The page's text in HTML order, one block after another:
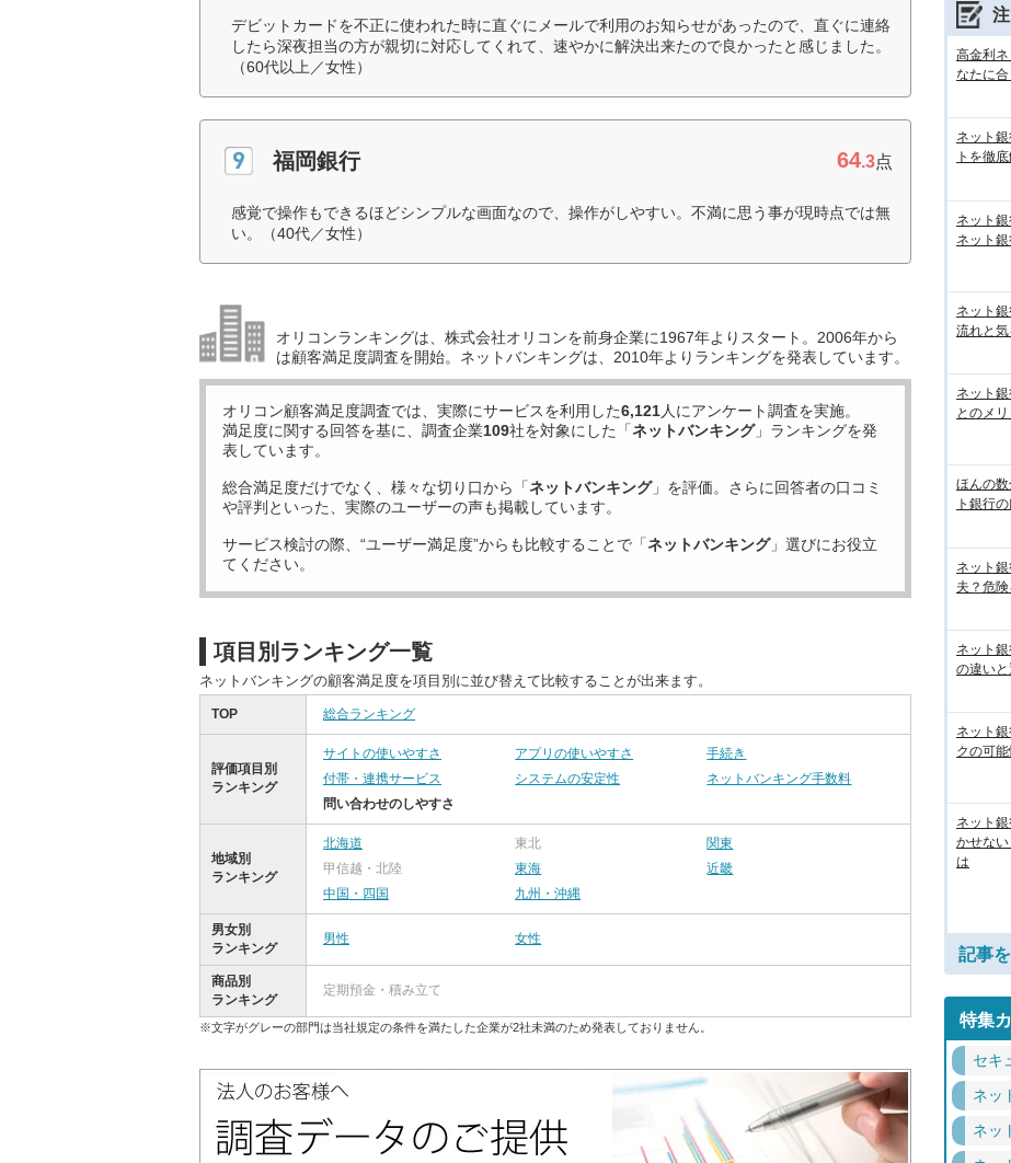
デビットカードを不正に使われた時に直ぐにメールで利用のお知らせがあったので、直ぐに連絡
したら深夜担当の方が親切に対応してくれて、速やかに解決出来たので良かったと感じました。
（60代以上／女性）
福岡銀行 64.3点
感覚で操作もできるほどシンプルな画面なので、操作がしやすい。不満に思う事が現時点では無
い。（40代／女性）
オリコンランキングは、株式会社オリコンを前身企業に1967年よりスタート。2006年から
は顧客満足度調査を開始。ネットバンキングは、2010年よりランキングを発表しています。
オリコン顧客満足度調査では、実際にサービスを利用した6,121人にアンケート調査を実施。
満足度に関する回答を基に、調査企業109社を対象にした「ネットバンキング」ランキングを発
表しています。
総合満足度だけでなく、様々な切り口から「ネットバンキング」を評価。さらに回答者の口コミ
や評判といった、実際のユーザーの声も掲載しています。
サービス検討の際、“ユーザー満足度”からも比較することで「ネットバンキング」選びにお役立
てください。
項目別ランキング一覧
ネットバンキングの顧客満足度を項目別に並び替えて比較することが出来ます。
TOP 総合ランキング
評価項目別
ランキング
サイトの使いやすさ アプリの使いやすさ
手続き
付帯・連携サービス
システムの安定性
ネットバンキング手数料
問い合わせのしやすさ
地域別
ランキング
北海道 東北
関東
甲信越・北陸
東海
近畿
中国・四国
九州・沖縄
男女別
ランキング
男性 女性
商品別
ランキング
定期預金・積み立て
※文字がグレーの部門は当社規定の条件を満たした企業が2社未満のため発表しておりません。
高金利
なたに
ネット
トを徹
ネット銀
ネット銀
ネット
流れと気
ネット
とのメリ
ほんの
ト銀行
ネット
夫？危険
ネット
の違い
ネット
クの可
ネット
かせな
は
記事
特集
セキ
ネッ
ネッ